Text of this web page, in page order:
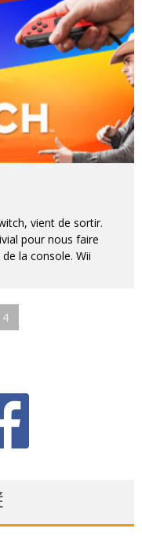
vient de sortir.
pour nous faire
la console. Wii